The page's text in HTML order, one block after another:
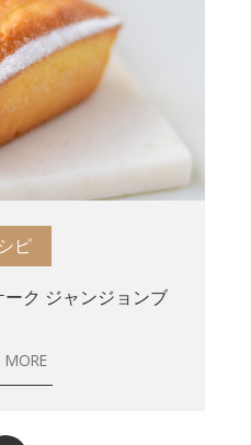
ピ
ーク ジャンジョンブ
MORE